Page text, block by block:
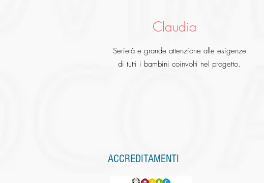
Claudia
Serietà e grande attenzione alle esigenze
di tutti i bambini coinvolti nel progetto.
ACCREDITAMENTI